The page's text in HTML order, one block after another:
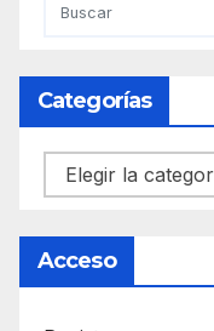
Categorías
Categorías
Acceso